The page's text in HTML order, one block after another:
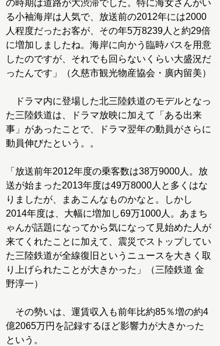
の時期は道路が大渋滞でした。特に海女さんがい
る小袖海岸は人気で、放送前の2012年には2000
人程度だったお客が、その年5万8239人と約29倍
に増加しましたね。海岸に向かう臨時バスを用意
したのですが、それでも回らないくらい大盛況だ
ったんです」（久慈市観光物産協会・廣内留美）
ドラマ内に登場した北三陸鉄道のモデルとなっ
た三陸鉄道は、ドラマ放映に加えて「ある出来
事」があったことで、ドラマ翌年の動員がさらに
動員伸びたという。。
「放送前年2012年度の乗客数は38万9000人。放
送が始まった2013年度は49万8000人と多くはな
りましたが、まあこんなものかなと。しかし
2014年度は、大幅に増加し69万1000人。あまち
ゃんが話題になってから気になって見始めた人が
来てくれたことに加えて、震災でストップしてい
た三陸鉄道が全線復旧というニュースを大きく取
り上げられたことが大きかった」（三陸鉄道 金
野淳一）
その勢いは、運賃収入も前年比約85％増の約4
億2065万円を記録するほど影響力が大きかった
という。